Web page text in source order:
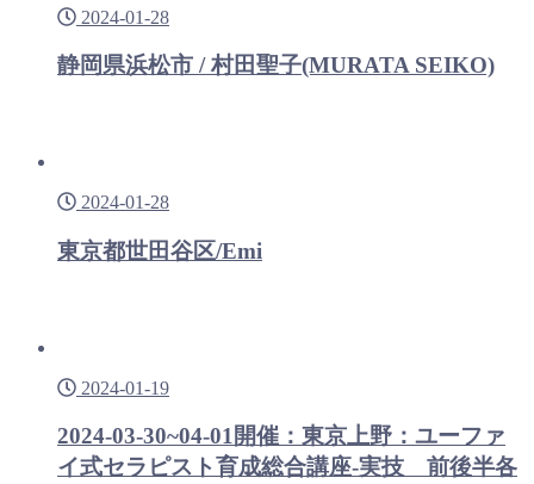
2024-01-28
静岡県浜松市 / 村田聖子(MURATA SEIKO)
2024-01-28
東京都世田谷区/Emi
2024-01-19
2024-03-30~04-01開催：東京上野：ユーファ
イ式セラピスト育成総合講座-実技 前後半各